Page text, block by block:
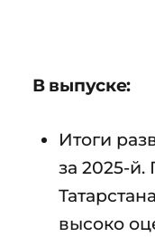
В выпуске:
Итоги
за 2025-
высоко